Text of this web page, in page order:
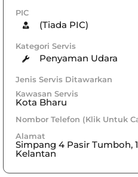
PIC
(Tiada PIC)
Kategori Servis
Penyaman Udara
Jenis Servis Ditawarkan
Kawasan Servis
Kota Bharu
Nombor Telefon (Klik Untuk
Alamat
Simpang 4 Pasir Tumboh,
Kelantan